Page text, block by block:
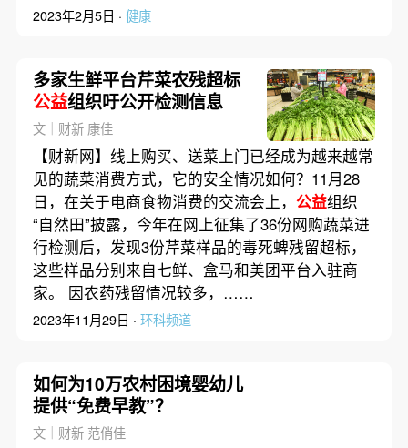
2023年2月5日 · 健康
多家生鲜平台芹菜农残超标
公益组织吁公开检测信息
文｜财新 康佳
【财新网】线上购买、送菜上门已经成为越来越常
见的蔬菜消费方式，它的安全情况如何？11月28
日，在关于电商食物消费的交流会上， 公益组织
“自然田”披露，今年在网上征集了36份网购蔬菜进
行检测后，发现3份芹菜样品的毒死蜱残留超标，
这些样品分别来自七鲜、盒马和美团平台入驻商
家。 因农药残留情况较多，……
2023年11月29日 · 环科频道
如何为10万农村困境婴幼儿
提供“免费早教”？
文｜财新 范俏佳